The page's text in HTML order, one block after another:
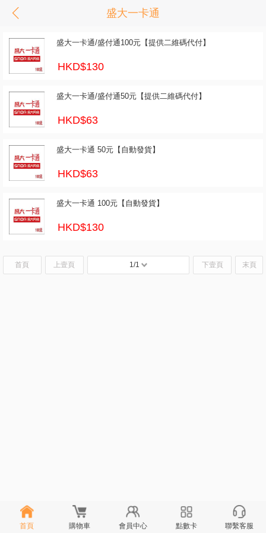
盛大一卡通
盛大一卡通/盛付通100元【提供二維碼代付】
HKD$130
盛大一卡通/盛付通50元【提供二維碼代付】
HKD$63
盛大一卡通 50元【自動發貨】
HKD$63
盛大一卡通 100元【自動發貨】
HKD$130
首頁 上壹頁 1/1 下壹頁 末頁
首頁 購物車 會員中心 點數卡 聯繫客服